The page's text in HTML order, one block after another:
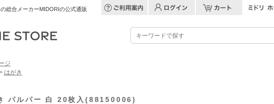
総合メーカーMIDORIの公式通販
ジ
はがき
パルパー 白 20枚入(88150006)